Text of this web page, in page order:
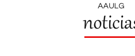
AAULG